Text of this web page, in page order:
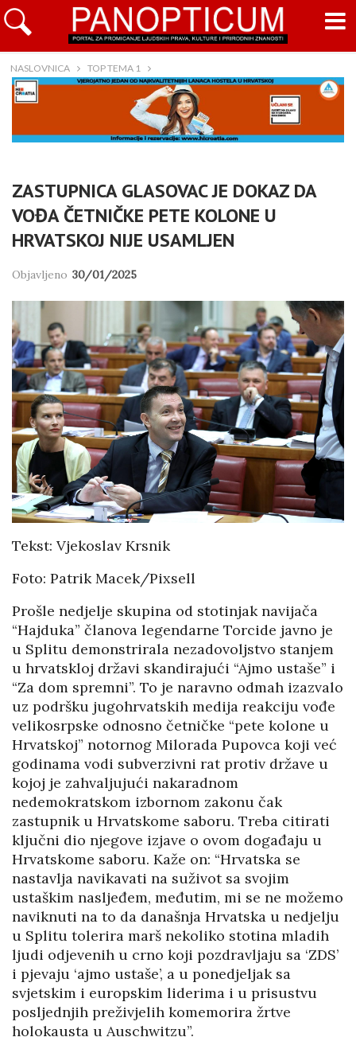
NASLOVNICA TOP TEMA 1
ZASTUPNICA GLASOVAC JE DOKAZ DA
VOĐA ČETNIČKE PETE KOLONE U
HRVATSKOJ NIJE USAMLJEN
Objavljeno 30/01/2025
Tekst: Vjekoslav Krsnik
Foto: Patrik Macek/Pixsell
Prošle nedjelje skupina od stotinjak navijača
“Hajduka” članova legendarne Torcide javno je
u Splitu demonstrirala nezadovoljstvo stanjem
u hrvatskloj državi skandirajući “Ajmo ustaše” i
“Za dom spremni”. To je naravno odmah izazvalo
uz podršku jugohrvatskih medija reakciju vođe
velikosrpske odnosno četničke “pete kolone u
Hrvatskoj” notornog Milorada Pupovca koji već
godinama vodi subverzivni rat protiv države u
kojoj je zahvaljujući nakaradnom
nedemokratskom izbornom zakonu čak
zastupnik u Hrvatskome saboru. Treba citirati
ključni dio njegove izjave o ovom događaju u
Hrvatskome saboru. Kaže on: “Hrvatska se
nastavlja navikavati na suživot sa svojim
ustaškim nasljeđem, međutim, mi se ne možemo
naviknuti na to da današnja Hrvatska u nedjelju
u Splitu tolerira marš nekoliko stotina mladih
ljudi odjevenih u crno koji pozdravljaju sa ‘ZDS’
i pjevaju ‘ajmo ustaše’, a u ponedjeljak sa
svjetskim i europskim liderima i u prisustvu
posljednjih preživjelih komemorira žrtve
holokausta u Auschwitzu”.